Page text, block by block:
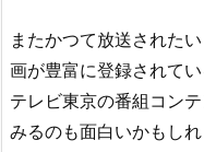
またかつて放送された
画が豊富に登録されて
テレビ東京の番組コン
みるのも面白いかもしれ